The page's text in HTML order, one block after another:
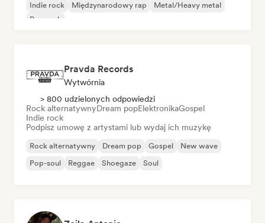
Indie rock
Międzynarodowy rap
Metal/Heavy metal
Pop rock
Pravda Records
Wytwórnia
> 800 udzielonych odpowiedzi
Rock alternatywnyDream popElektronikaGospel
Indie rock
Podpisz umowę z artystami lub wydaj ich muzykę
Rock alternatywny Dream pop Gospel
New wave
Pop-soul
Reggae Shoegaze Soul